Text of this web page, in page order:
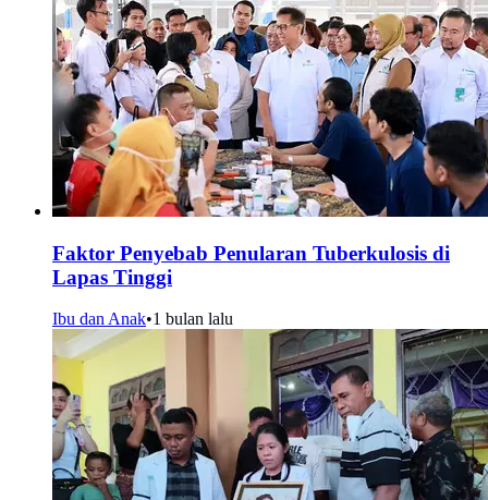
Faktor Penyebab Penularan Tuberkulosis di
Lapas Tinggi
Ibu dan Anak•1 bulan lalu